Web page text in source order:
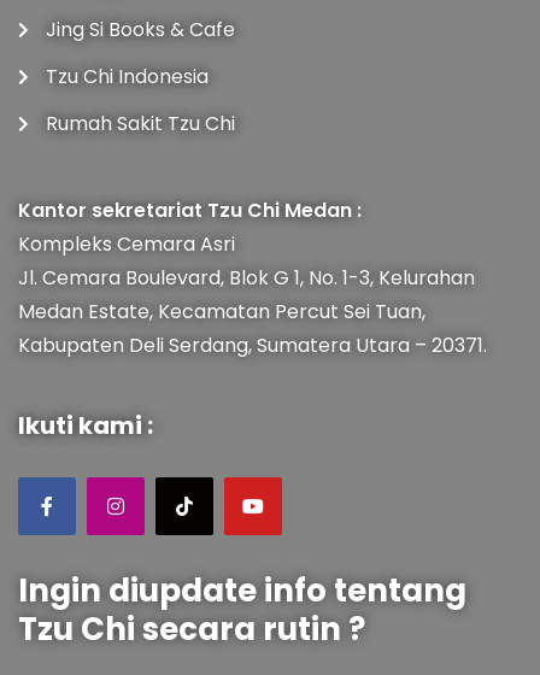
Jing Si Books & Cafe
Tzu Chi Indonesia
Rumah Sakit Tzu Chi
Kantor sekretariat Tzu Chi Medan :
Kompleks Cemara Asri
Jl. Cemara Boulevard, Blok G 1, No. 1-3, Kelurahan
Medan Estate, Kecamatan Percut Sei Tuan,
Kabupaten Deli Serdang, Sumatera Utara – 20371.
Ikuti kami :
Ingin diupdate info tentang
Tzu Chi secara rutin ?